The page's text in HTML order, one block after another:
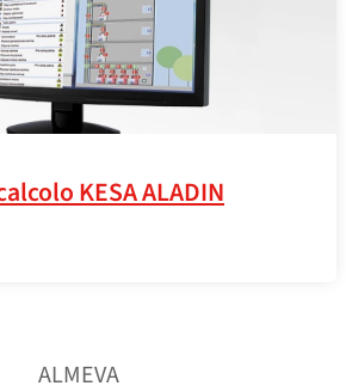
KESA ALADIN
ALMEVA